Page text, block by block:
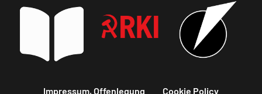
Impressum, Offenlegung Cookie Policy